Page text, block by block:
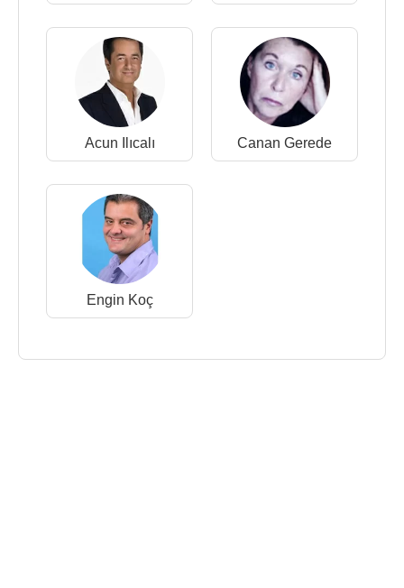
Acun Ilıcalı Canan Gerede
Engin Koç